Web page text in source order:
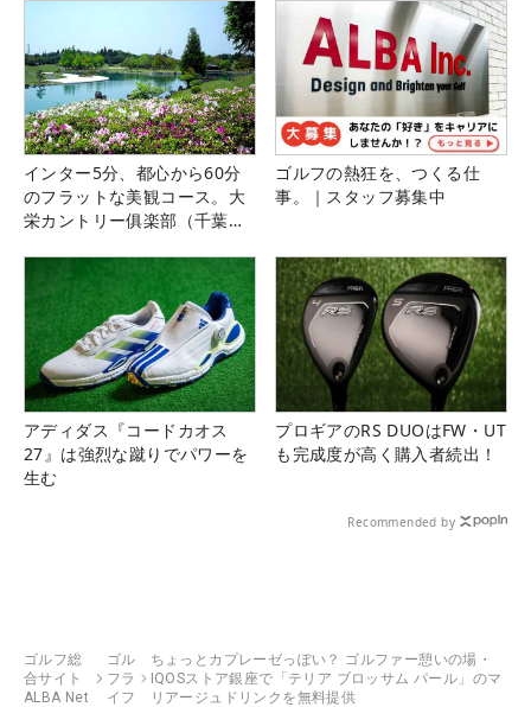
インター5分、都心から60分
のフラットな美観コース。大
栄カントリー俱楽部（千葉
ゴルフの熱狂を、つくる仕
事。｜スタッフ募集中
アディダス『コードカオス
27』は強烈な蹴りでパワーを
生む
プロギアのRS DUOはFW・UT
も完成度が高く購入者続出！
Recommended by
ゴルフ総
合サイト
ALBA Net
ゴル
フラ
イフ
ちょっとカプレーゼっぽい？ ゴルファー憩いの場・
IQOSストア銀座で「テリア ブロッサム パール」のマ
リアージュドリンクを無料提供